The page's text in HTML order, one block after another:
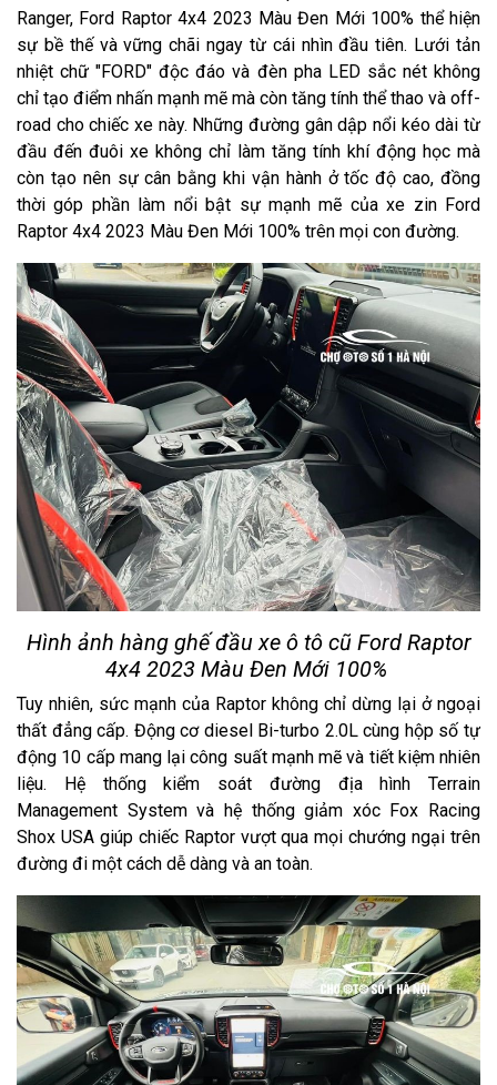
Ranger, Ford Raptor 4x4 2023 Màu Đen Mới 100% thể hiện
sự bề thế và vững chãi ngay từ cái nhìn đầu tiên. Lưới tản
nhiệt chữ "FORD" độc đáo và đèn pha LED sắc nét không
chỉ tạo điểm nhấn mạnh mẽ mà còn tăng tính thể thao và off-
road cho chiếc xe này. Những đường gân dập nổi kéo dài từ
đầu đến đuôi xe không chỉ làm tăng tính khí động học mà
còn tạo nên sự cân bằng khi vận hành ở tốc độ cao, đồng
thời góp phần làm nổi bật sự mạnh mẽ của xe zin Ford
Raptor 4x4 2023 Màu Đen Mới 100% trên mọi con đường.
Hình ảnh hàng ghế đầu xe ô tô cũ Ford Raptor
4x4 2023 Màu Đen Mới 100%
Tuy nhiên, sức mạnh của Raptor không chỉ dừng lại ở ngoại
thất đẳng cấp. Động cơ diesel Bi-turbo 2.0L cùng hộp số tự
động 10 cấp mang lại công suất mạnh mẽ và tiết kiệm nhiên
liệu. Hệ thống kiểm soát đường địa hình Terrain
Management System và hệ thống giảm xóc Fox Racing
Shox USA giúp chiếc Raptor vượt qua mọi chướng ngại trên
đường đi một cách dễ dàng và an toàn.